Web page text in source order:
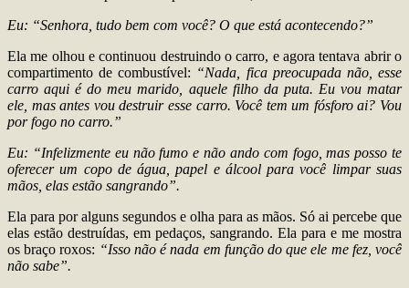
Eu: “Senhora, tudo bem com você? O que está acontecendo?”
Ela me olhou e continuou destruindo o carro, e agora tentava abrir o
compartimento de combustível: “Nada, fica preocupada não, esse
carro aqui é do meu marido, aquele filho da puta. Eu vou matar
ele, mas antes vou destruir esse carro. Você tem um fósforo ai? Vou
por fogo no carro.”
Eu: “Infelizmente eu não fumo e não ando com fogo, mas posso te
oferecer um copo de água, papel e álcool para você limpar suas
mãos, elas estão sangrando”.
Ela para por alguns segundos e olha para as mãos. Só ai percebe que
elas estão destruídas, em pedaços, sangrando. Ela para e me mostra
os braço roxos: “Isso não é nada em função do que ele me fez, você
não sabe”.